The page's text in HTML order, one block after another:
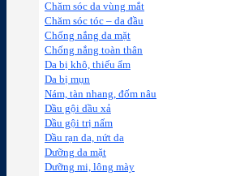
Chăm sóc da vùng mắt
Chăm sóc tóc – da đầu
Chống nắng da mặt
Chống nắng toàn thân
Da bị khô, thiếu ẩm
Da bị mụn
Nám, tàn nhang, đốm nâu
Dầu gội dầu xả
Dầu gội trị nấm
Dầu rạn da, nứt da
Dưỡng da mặt
Dưỡng mi, lông mày